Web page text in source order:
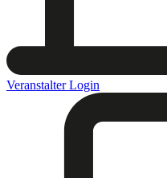
Veranstalter Login